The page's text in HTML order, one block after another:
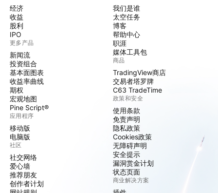
经济
收益
股利
IPO
更多产品
新闻流
投资组合
基本面图表
收益率曲线
期权
宏观地图
Pine Script®
应用程序
移动版
电脑版
社区
社交网络
爱心墙
推荐朋友
创作者计划
我们是谁
太空任务
博客
帮助中心
职涯
媒体工具包
商品
TradingView商店
交易者塔罗牌
C63 TradeTime
政策和安全
使用条款
免责声明
隐私政策
Cookies政策
无障碍声明
安全提示
漏洞赏金计划
状态页面
商业解决方案